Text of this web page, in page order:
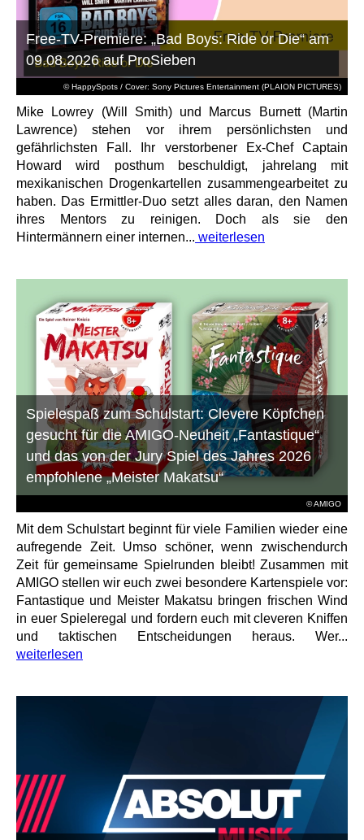
© HappySpots / Cover: Sony Pictures Entertainment (PLAION PICTURES)
Free-TV-Premiere: „Bad Boys: Ride or Die“ am
09.08.2026 auf ProSieben
Mike Lowrey (Will Smith) und Marcus Burnett (Martin
Lawrence) stehen vor ihrem persönlichsten und
gefährlichsten Fall. Ihr verstorbener Ex-Chef Captain
Howard wird posthum beschuldigt, jahrelang mit
mexikanischen Drogenkartellen zusammengearbeitet zu
haben. Das Ermittler-Duo setzt alles daran, den Namen
ihres Mentors zu reinigen. Doch als sie den
Hintermännern einer internen... weiterlesen
© AMIGO
Spielespaß zum Schulstart: Clevere Köpfchen
gesucht für die AMIGO-Neuheit „Fantastique“
und das von der Jury Spiel des Jahres 2026
empfohlene „Meister Makatsu“
Mit dem Schulstart beginnt für viele Familien wieder eine
aufregende Zeit. Umso schöner, wenn zwischendurch
Zeit für gemeinsame Spielrunden bleibt! Zusammen mit
AMIGO stellen wir euch zwei besondere Kartenspiele vor:
Fantastique und Meister Makatsu bringen frischen Wind
in euer Spieleregal und fordern euch mit cleveren Kniffen
und taktischen Entscheidungen heraus. Wer...
weiterlesen